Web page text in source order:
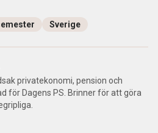
Sverige
privatekonomi, pension och
för Dagens PS. Brinner för att göra